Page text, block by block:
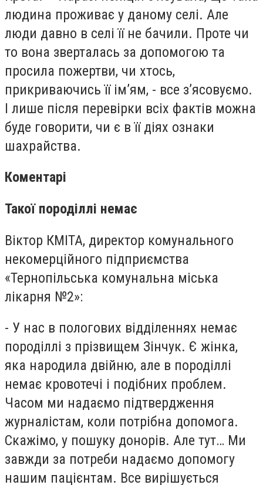
людина проживає у даному селі. Але
люди давно в селі її не бачили. Проте чи
то вона зверталась за допомогою та
просила пожертви, чи хтось,
прикриваючись її ім’ям, - все з’ясовуємо.
І лише після перевірки всіх фактів можна
буде говорити, чи є в її діях ознаки
шахрайства.
Коментарі
Такої породіллі немає
Віктор КМІТА, директор комунального
некомерційного підприємства
«Тернопільська комунальна міська
лікарня №2»:
- У нас в пологових відділеннях немає
породіллі з прізвищем Зінчук. Є жінка,
яка народила двійню, але в породіллі
немає кровотечі і подібних проблем.
Часом ми надаємо підтвердження
журналістам, коли потрібна допомога.
Скажімо, у пошуку донорів. Але тут… Ми
завжди за потреби надаємо допомогу
нашим пацієнтам. Все вирішується